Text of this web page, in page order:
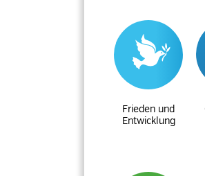
Frieden und
Entwicklung